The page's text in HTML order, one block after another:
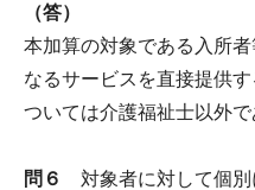
（答）
本加算の対象である入所
なるサービスを直接提供
ついては介護福祉士以外で
問６
対象者に対して個別